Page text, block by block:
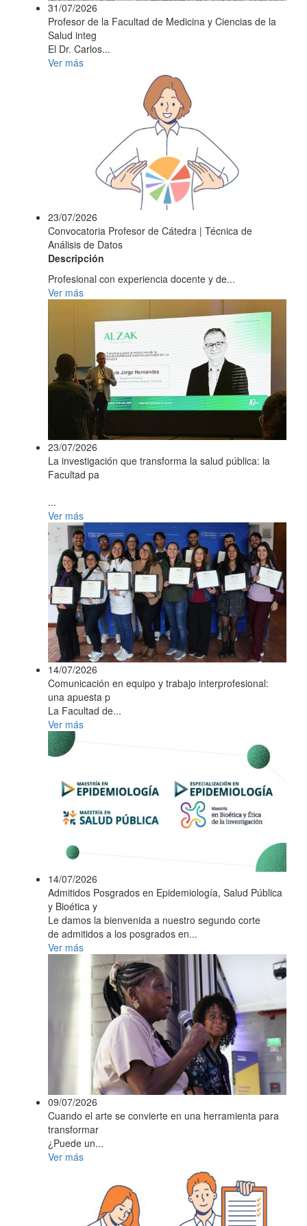
31/07/2026
Profesor de la Facultad de Medicina y Ciencias de la
Salud integ
El Dr. Carlos...
Ver más
23/07/2026
Convocatoria Profesor de Cátedra | Técnica de
Análisis de Datos
Descripción
Profesional con experiencia docente y de...
Ver más
23/07/2026
La investigación que transforma la salud pública: la
Facultad pa
...
Ver más
14/07/2026
Comunicación en equipo y trabajo interprofesional:
una apuesta p
La Facultad de...
Ver más
14/07/2026
Admitidos Posgrados en Epidemiología, Salud Pública
y Bioética y
Le damos la bienvenida a nuestro segundo corte
de admitidos a los posgrados en...
Ver más
09/07/2026
Cuando el arte se convierte en una herramienta para
transformar
¿Puede un...
Ver más